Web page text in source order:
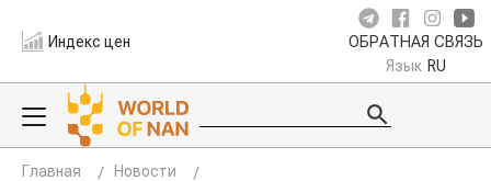
Индекс цен ОБРАТНАЯ СВЯЗЬ
Язык RU
Главная
Новости